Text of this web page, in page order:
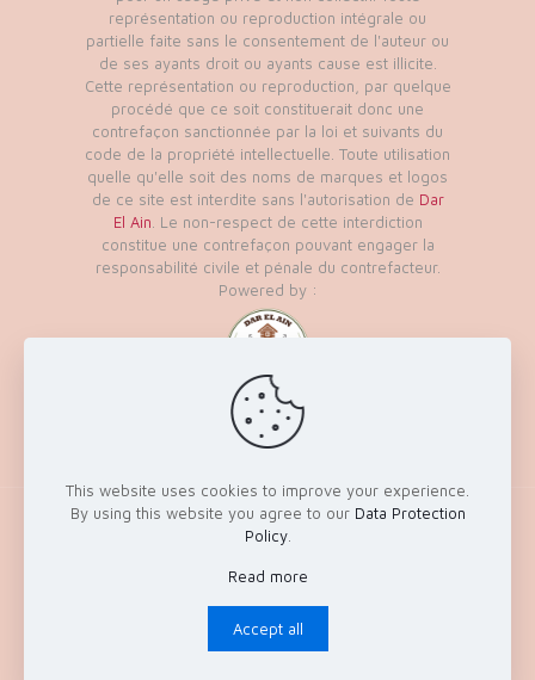
représentation ou reproduction intégrale ou
partielle faite sans le consentement de l'auteur ou
de ses ayants droit ou ayants cause est illicite.
Cette représentation ou reproduction, par quelque
procédé que ce soit constituerait donc une
contrefaçon sanctionnée par la loi et suivants du
code de la propriété intellectuelle. Toute utilisation
quelle qu'elle soit des noms de marques et logos
de ce site est interdite sans l'autorisation de Dar
El Ain . Le non-respect de cette interdiction
constitue une contrefaçon pouvant engager la
responsabilité civile et pénale du contrefacteur.
Powered by :
© 2026 - Tous les droits réservés à Dar El Ain
This website uses cookies to improve your experience.
By using this website you agree to our Data Protection
Policy.
Read more
Accept all